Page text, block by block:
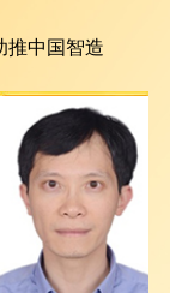
推中国智造